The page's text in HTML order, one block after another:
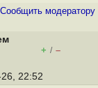
Cообщить модератору
+ / –
22:52